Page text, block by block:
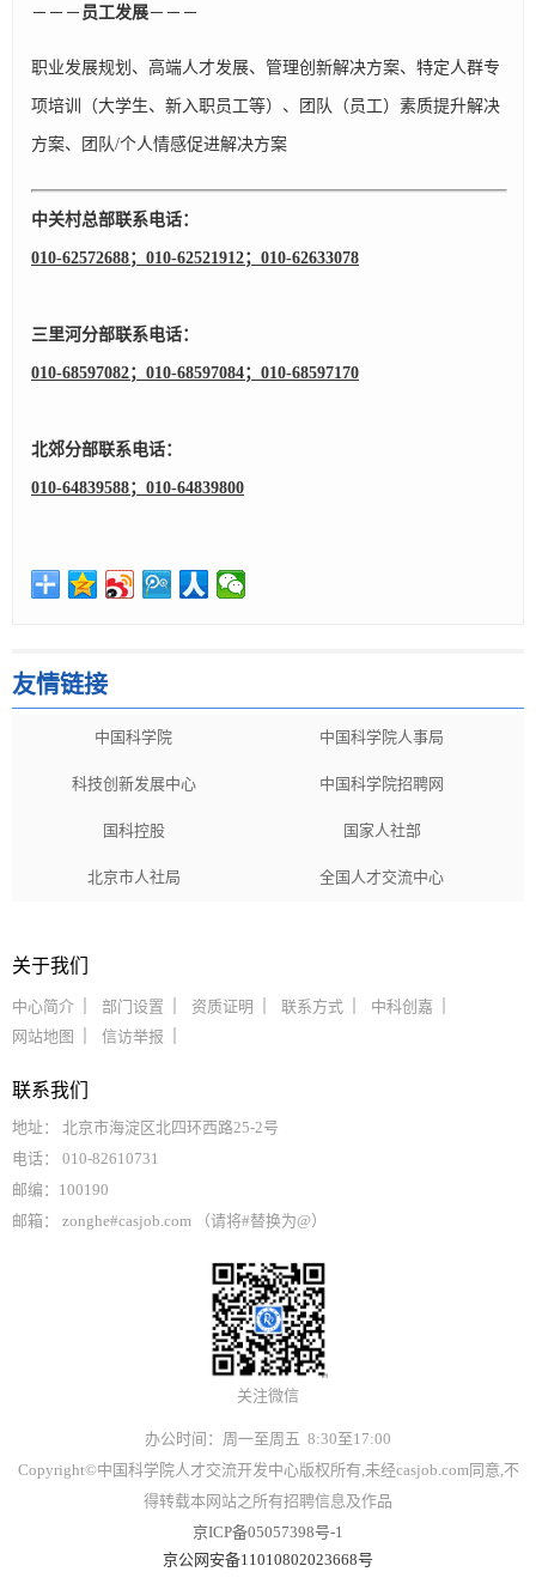
－－－ 员工发展－－－
职业发展规划、高端人才发展、管理创新解决方案、特定人群专
项培训（大学生、新入职员工等）、团队（员工）素质提升解决
方案、团队/个人情感促进解决方案
中关村总部联系电话：
010-62572688；010-62521912； 010-62633078
三里河分部联系电话：
010-68597082；010-68597084； 010-68597170
北郊分部联系电话：
010-64839588；010-64839800
友情链接
中国科学院 中国科学院人事局
科技创新发展中心 中国科学院招聘网
国科控股 国家人社部
北京市人社局 全国人才交流中心
关于我们
中心简介 部门设置 资质证明 联系方式
中科创嘉
网站地图
信访举报
联系我们
地址： 北京市海淀区北四环西路25-2号
电话： 010-82610731
邮编：100190
邮箱： zonghe#casjob.com （请将#替换为@）
关注微信
办公时间：周一至周五 8:30至17:00
Copyright©中国科学院人才交流开发中心版权所有,未经casjob.com同意,不
得转载本网站之所有招聘信息及作品
京ICP备05057398号-1
京公网安备11010802023668号